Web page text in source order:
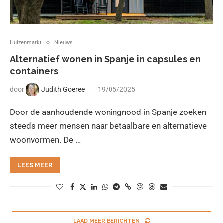
Huizenmarkt Nieuws
Alternatief wonen in Spanje in capsules en
containers
door Judith Goeree 19/05/2025
Door de aanhoudende woningnood in Spanje zoeken
steeds meer mensen naar betaalbare en alternatieve
woonvormen. De …
LEES MEER
LAAD MEER BERICHTEN